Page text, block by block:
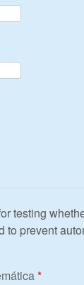
testing
to prevent
*